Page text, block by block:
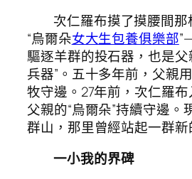
次仁羅布摸了摸腰間
“烏爾朵女大生包養俱樂部
驅逐羊群的投石器，也是父
兵器”。五十多年前，父親
牧守邊。27年前，次仁羅
父親的“烏爾朵”持續守邊。
群山，那里曾經站起一群新
一小我的界碑